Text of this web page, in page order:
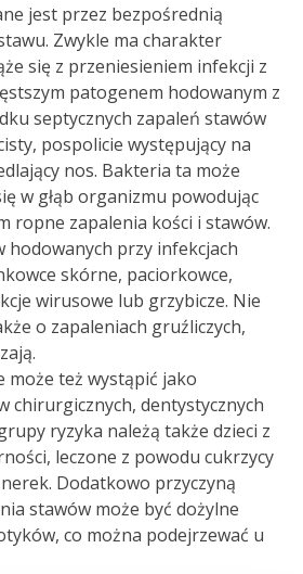
jest przez bezpośrednią
Zwykle ma charakter
się z przeniesieniem infekcji z
patogenem hodowanym z
septycznych zapaleń stawów
pospolicie występujący na
nos. Bakteria ta może
w głąb organizmu powodując
ropne zapalenia kości i stawów.
hodowanych przy infekcjach
skórne, paciorkowce,
wirusowe lub grzybicze. Nie
o zapaleniach gruźliczych,
może też wystąpić jako
chirurgicznych, dentystycznych
ryzyka należą także dzieci z
leczone z powodu cukrzycy
Dodatkowo przyczyną
stawów może być dożylne
co można podejrzewać u